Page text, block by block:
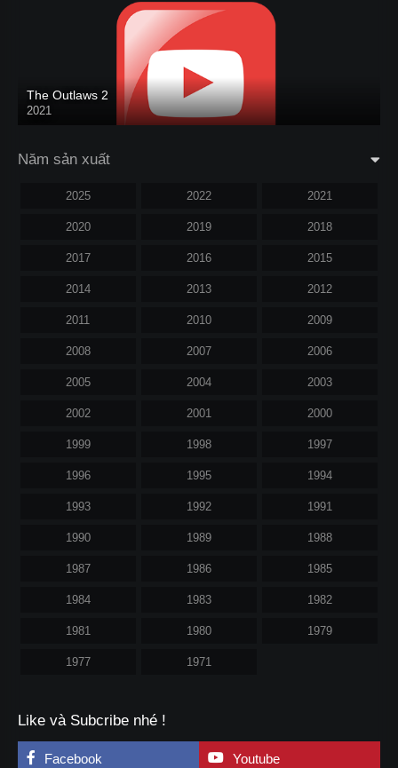
The Outlaws 2
2021
Năm sản xuất
2025 2022 2021
2020 2019 2018
2017 2016 2015
2014 2013 2012
2011 2010 2009
2008 2007 2006
2005 2004 2003
2002 2001 2000
1999 1998 1997
1996 1995 1994
1993 1992 1991
1990 1989 1988
1987 1986 1985
1984 1983 1982
1981 1980 1979
1977 1971
Like và Subcribe nhé !
Facebook Youtube